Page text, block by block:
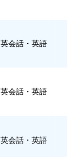
英会話・英語
英会話・英語
英会話・英語